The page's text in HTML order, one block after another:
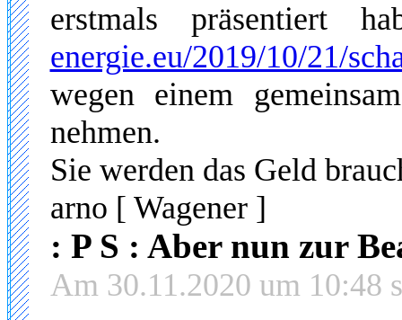
erstmals präsentiert
energie.eu/2019/10/21/
wegen einem
nehmen.
Sie werden das Geld
arno [ Wagener ]
: P S : Aber nun zur
Am 30.11.2020 um 10:48